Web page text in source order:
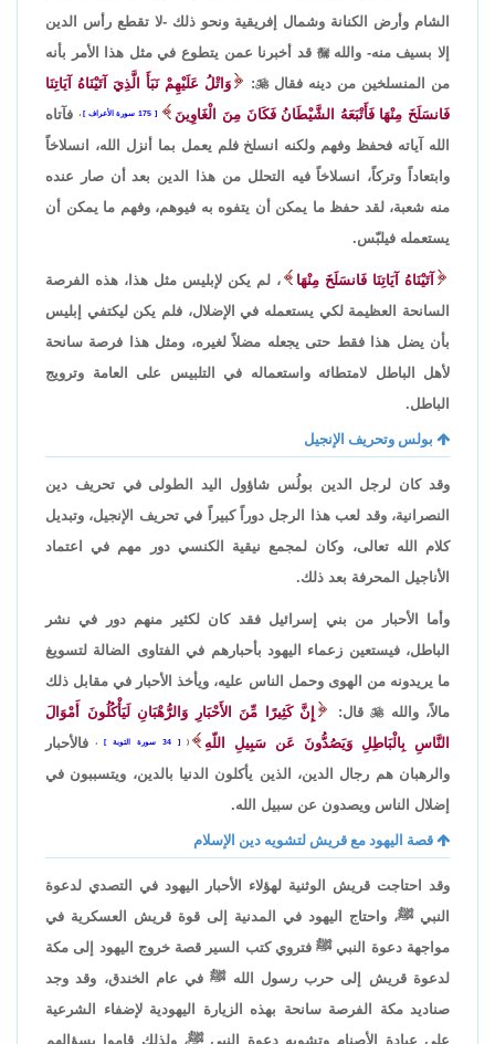
الشام وأرض الكنانة وشمال إفريقية ونحو ذلك -لا تقطع رأس الدين
إلا بسيف منه- والله قد أخبرنا عمن يتطوع في مثل هذا الأمر بأنه
من المنسلخين من دينه فقال
:
وَاتْلُ عَلَيْهِمْ نَبَأَ الَّذِيَ آتَيْنَاهُ آيَاتِنَا
فَانسَلَخَ مِنْهَا فَأَتْبَعَهُ الشَّيْطَانُ فَكَانَ مِنَ الْغَاوِينَ
175 سورة الأعراف ، فآتاه
الله آياته فحفظ وفهم ولكنه انسلخ فلم يعمل بما أنزل الله، انسلاخاً
وابتعاداً وتركاً، انسلاخاً فيه التحلل من هذا الدين بعد أن صار عنده
منه شعبة، لقد حفظ ما يمكن أن يتفوه به فيوهم، وفهم ما يمكن أن
يستعمله فيلبّس.
آتَيْنَاهُ آيَاتِنَا فَانسَلَخَ مِنْهَا
، لم يكن لإبليس مثل هذا، هذه الفرصة
السانحة العظيمة لكي يستعمله في الإضلال، فلم يكن ليكتفي إبليس
بأن يضل هذا فقط حتى يجعله مضلاً لغيره، ومثل هذا فرصة سانحة
لأهل الباطل لامتطائه واستعماله في التلبيس على العامة وترويج
الباطل.
بولس وتحريف الإنجيل
وقد كان لرجل الدين بولُس شاؤول اليد الطولى في تحريف دين
النصرانية، وقد لعب هذا الرجل دوراً كبيراً في تحريف الإنجيل، وتبديل
كلام الله تعالى، وكان لمجمع نيقية الكنسي دور مهم في اعتماد
الأناجيل المحرفة بعد ذلك.
وأما الأحبار من بني إسرائيل فقد كان لكثير منهم دور في نشر
الباطل، فيستعين زعماء اليهود بأحبارهم في الفتاوى الضالة لتسويغ
ما يريدونه من الهوى وحمل الناس عليه، ويأخذ الأحبار في مقابل ذلك
مالاً، والله قال:
إِنَّ كَثِيرًا مِّنَ الأَحْبَارِ وَالرُّهْبَانِ لَيَأْكُلُونَ أَمْوَالَ
النَّاسِ بِالْبَاطِلِ وَيَصُدُّونَ عَن سَبِيلِ اللّهِ
( 34 سورة التوبة ، فالأحبار
والرهبان هم رجال الدين، الذين يأكلون الدنيا بالدين، ويتسببون في
إضلال الناس ويصدون عن سبيل الله.
قصة اليهود مع قريش لتشويه دين الإسلام
وقد احتاجت قريش الوثنية لهؤلاء الأحبار اليهود في التصدي لدعوة
النبي ﷺ، واحتاج اليهود في المدنية إلى قوة قريش العسكرية في
مواجهة دعوة النبي ﷺ فتروي كتب السير قصة خروج اليهود إلى مكة
لدعوة قريش إلى حرب رسول الله ﷺ في عام الخندق، وقد وجد
صناديد مكة الفرصة سانحة بهذه الزيارة اليهودية لإضفاء الشرعية
على عبادة الأصنام وتشويه دعوة النبي ﷺ، ولذلك قاموا بسؤالهم